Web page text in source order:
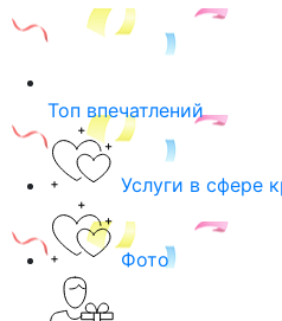
Топ впечатлений
Услуги в сфере
Фото